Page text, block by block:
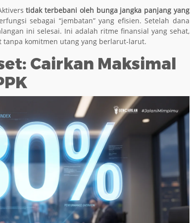
tidak terbebani oleh bunga jangka panjang yang
sebagai “jembatan” yang efisien. Setelah dana
ini selesai. Ini adalah ritme finansial yang sehat,
tanpa komitmen utang yang berlarut-larut.
Cairkan Maksimal